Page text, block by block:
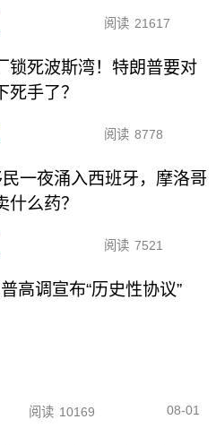
阅读 21617
锁死波斯湾！特朗普要对
死手了？
阅读 8778
一夜涌入西班牙，摩洛哥
什么药？
阅读 7521
高调宣布“历史性协议”
阅读 10169 08-01